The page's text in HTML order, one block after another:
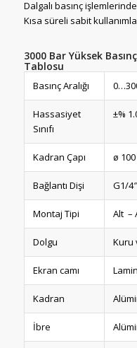
Dalgalı basınç
Kısa süreli sabit
3000 Bar Yüksek
Tablosu
Basınç Aralığı
Hassasiyet
Sınıfı
±%
Kadran Çapı ø
Bağlantı Dişi G1/
Montaj Tipi Alt –
Dolgu Kuru
Ekran camı
Kadran
İbre